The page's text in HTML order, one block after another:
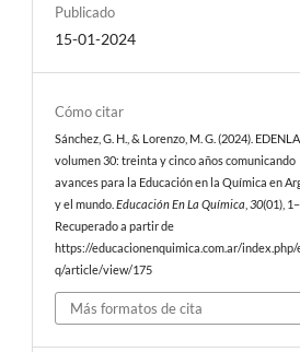
Publicado
15-01-2024
Cómo citar
Sánchez, G. H., & Lorenzo, M. G. (2024).
volumen 30: treinta y cinco años comunicando
avances para la Educación en la Química en
y el mundo.Educación En La Química ,30(01),
Recuperado a partir de
https://educacionenquimica.com.ar/index.php/
q/article/view/175
Más formatos de cita